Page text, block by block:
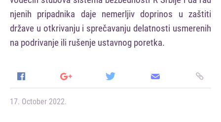
njenih pripadnika daje nemerljiv doprinos u zaštiti
države u otkrivanju i sprečavanju delatnosti usmerenih
na podrivanje ili rušenje ustavnog poretka.
17. October 2022.